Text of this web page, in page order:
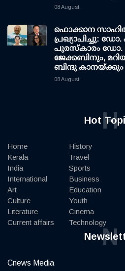
08 August
ഫൊക്കാന
പ്രഖ്യാപിച്ചു:
പുരസ്‌കാരം ഡോ.
ജേക്കബിനും,
ബിന്ദു കാനയ്ക്കും
08 August
HotH
Home
Kerala
India
International
Art
Culture
Literature
Current affairs
History
Travel
Sports
Business
Education
Youth
Cinema
Technology
N
Cnews Media